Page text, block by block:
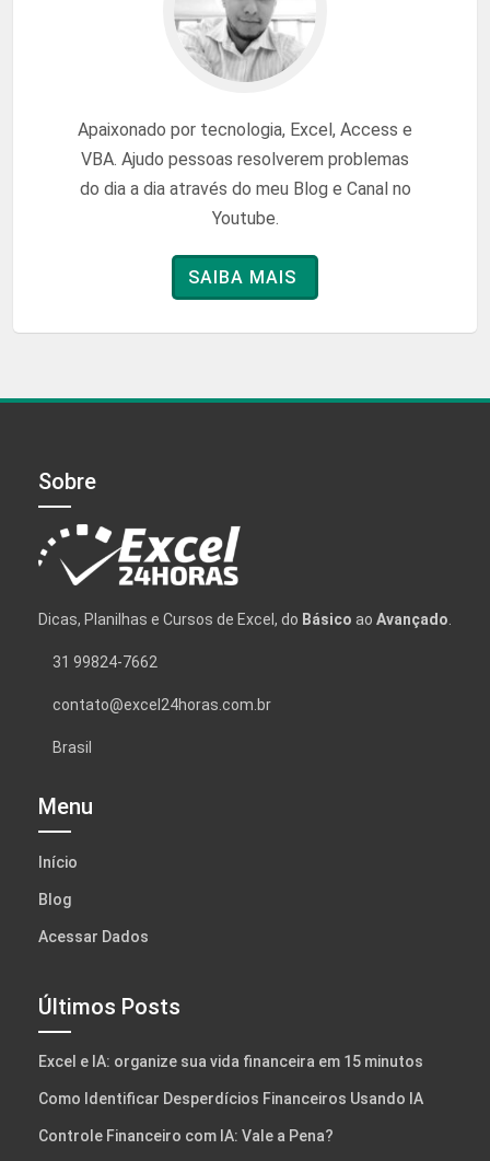
Apaixonado por tecnologia, Excel, Access e
VBA. Ajudo pessoas resolverem problemas
do dia a dia através do meu Blog e Canal no
Youtube.
SAIBA MAIS
Sobre
Dicas, Planilhas e Cursos de Excel, do Básico ao Avançado
31 99824-7662
contato@excel24horas.com.br
Brasil
Menu
Início
Blog
Acessar Dados
Últimos Posts
Excel e IA: organize sua vida financeira em 15 minutos
Como Identificar Desperdícios Financeiros Usando IA
Controle Financeiro com IA: Vale a Pena?